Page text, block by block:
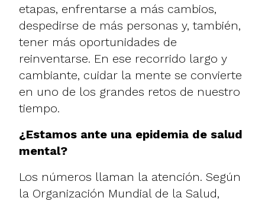
etapas, enfrentarse a más cambios,
despedirse de más personas y, también,
tener más oportunidades de
reinventarse. En ese recorrido largo y
cambiante, cuidar la mente se convierte
en uno de los grandes retos de nuestro
tiempo.
¿Estamos ante una epidemia de salud
mental?
Los números llaman la atención. Según
la Organización Mundial de la Salud,